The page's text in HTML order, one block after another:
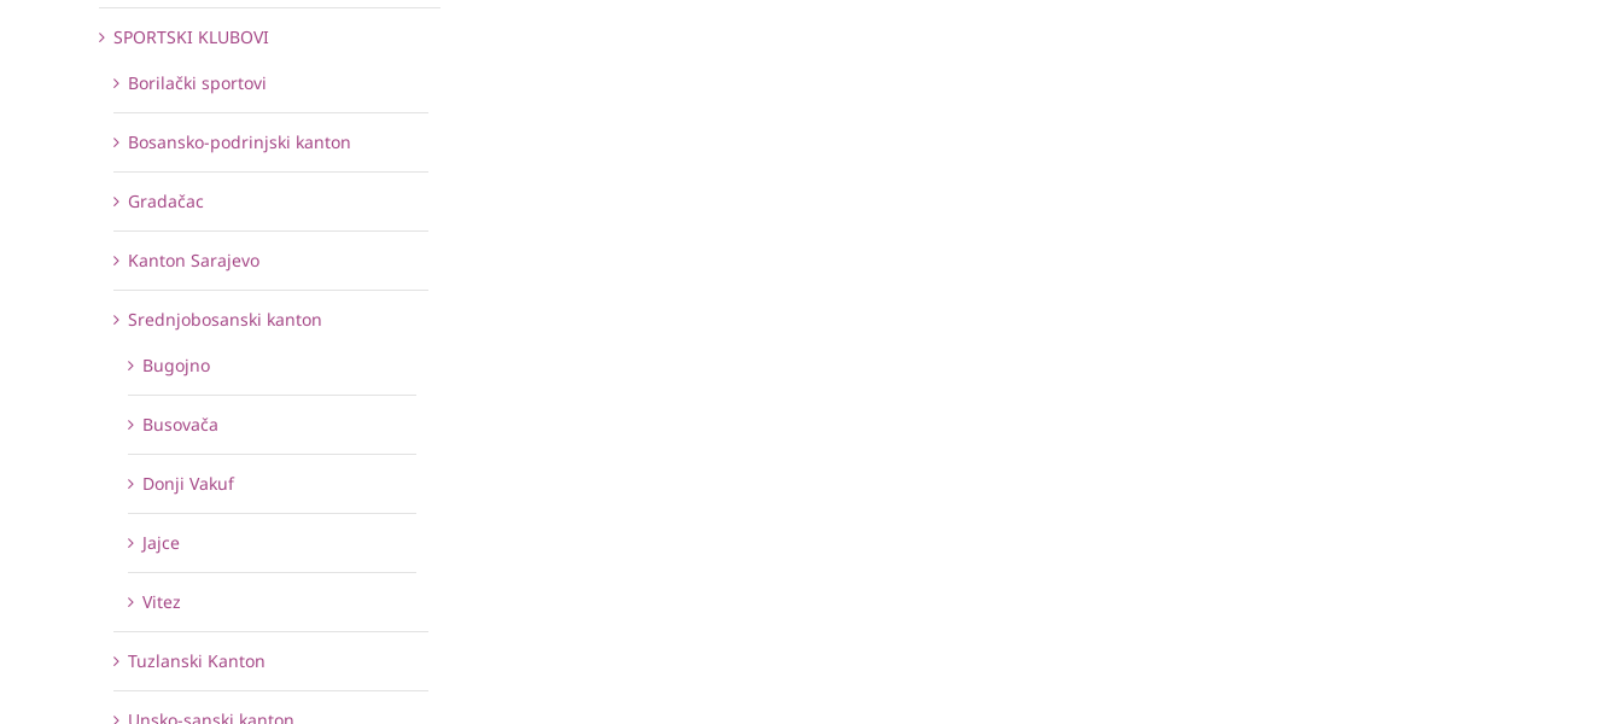
SPORTSKI KLUBOVI
Borilački sportovi
Bosansko-podrinjski kanton
Gradačac
Kanton Sarajevo
Srednjobosanski kanton
Bugojno
Busovača
Donji Vakuf
Jajce
Vitez
Tuzlanski Kanton
Unsko-sanski kanton